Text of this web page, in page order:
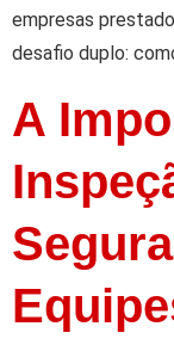
empresas
desafio duplo:
A